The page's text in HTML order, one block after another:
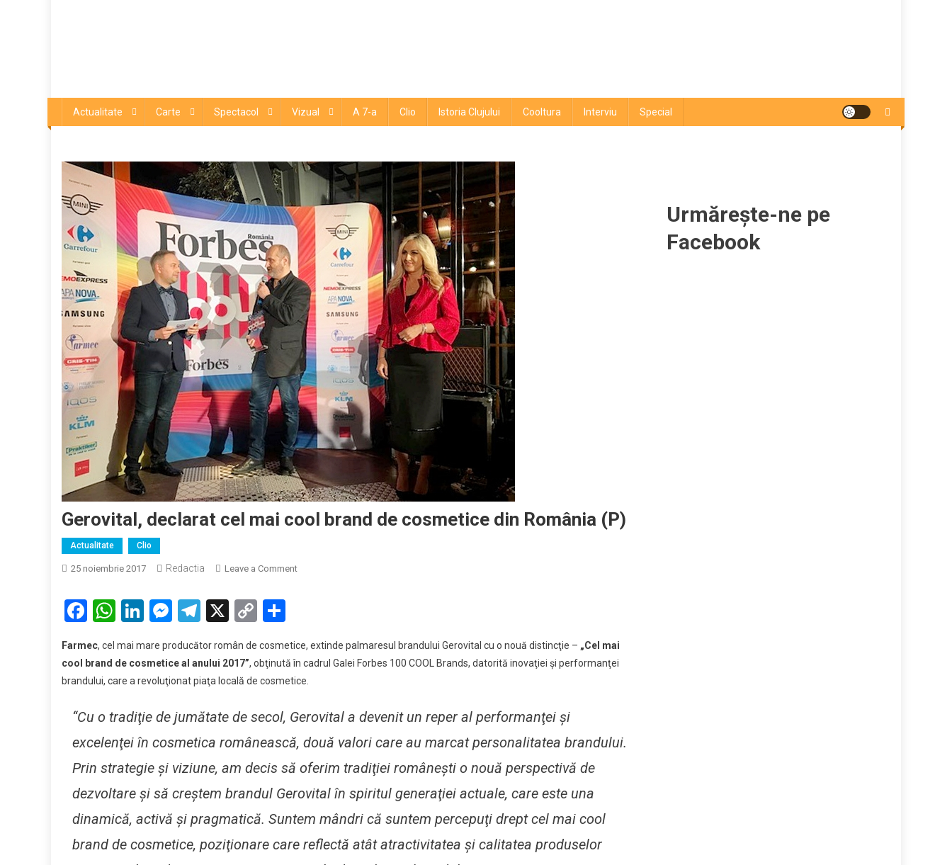
Actualitate Carte Spectacol Vizual A 7-a Clio Istoria Clujului Cooltura Interviu Special
Gerovital, declarat cel mai cool brand de cosmetice din România (P)
Actualitate Clio
25 noiembrie 2017 Redactia Leave a Commenton
cool
brand
de
din
(P)
Facebook
WhatsApp
LinkedIn
Messenger
Telegram
X
Copy
Farmec, cel mai mare producător român de cosmetice, extinde palmaresul brandului Gerovital cu o nouă distincţie – „Cel mai
cool brand de cosmetice al anului 2017”, obţinută în cadrul Galei Forbes 100 COOL Brands, datorită inovaţiei şi performanţei
brandului, care a revoluţionat piaţa locală de cosmetice.
“Cu o tradiţie de jumătate de secol, Gerovital a devenit un reper al performanţei şi
excelenţei în cosmetica românească, două valori care au marcat personalitatea brandului.
Prin strategie şi viziune, am decis să oferim tradiţiei româneşti o nouă perspectivă de
dezvoltare şi să creştem brandul Gerovital în spiritul generaţiei actuale, care este una
dinamică, activă şi pragmatică. Suntem mândri că suntem percepuţi drept cel mai cool
brand de cosmetice, poziţionare care reflectă atât atractivitatea şi calitatea produselor
Urmărește-ne pe
Facebook